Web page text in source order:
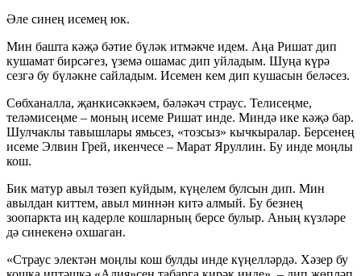
Әле синең исемең юк.
Мин башта кәҗә бәтие бүләк итмәкче идем. Аңа Ришат дип
кушамат бирсәгез, үземә ошамас дип уйладым. Шуңа күрә
сезгә бу бүләкне сайладым. Исемен кем дип кушасын беләсез.
Сөбханалла, җанкисәккәем, бәләкәч страус. Телисеңме,
теләмисеңме – моның исеме Ришат инде. Миндә ике кәҗә бар.
Шулчаклы тавышлары ямьсез, «тозсыз» кычкыралар. Берсенең
исеме Элвин Грей, икенчесе – Марат Яруллин. Бу инде моңлы
кош.
Бик матур авыл төзеп куйдым, күңелем булсын дип. Мин
авылдан киттем, авыл миннән китә алмый. Бу безнең
зоопаркта иң кадерле кошларның берсе булыр. Аның күзләре
дә синекенә охшаган.
«Страус электән моңлы кош булды инде күңелләрдә. Хәзер бу